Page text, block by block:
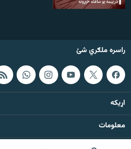
راسره ملګري شئ
اړيکه
معلومات